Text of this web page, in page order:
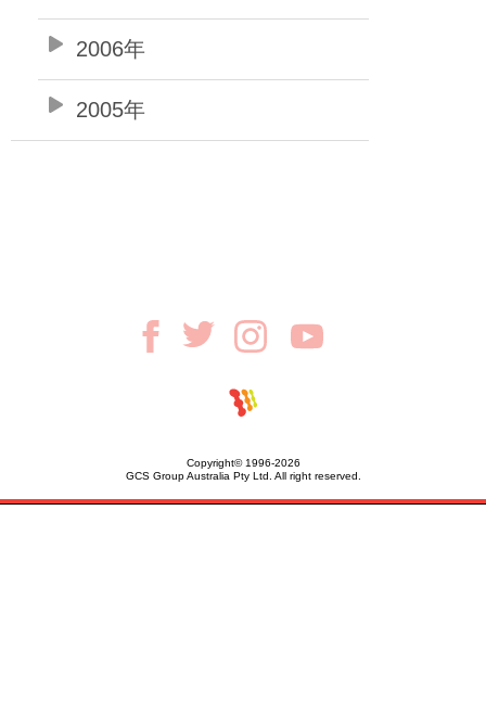
2006年
2005年
Copyright© 1996-2026
GCS Group Australia Pty Ltd. All right reserved.